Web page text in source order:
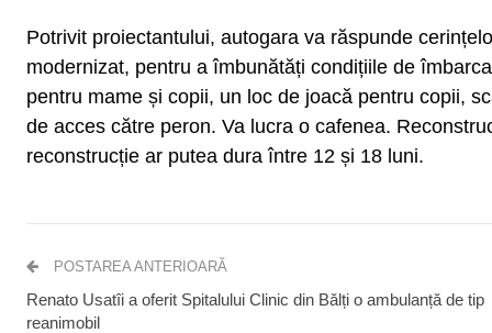
Potrivit proiectantului, autogara va răspunde
modernizat, pentru a îmbunătăți condițiile de
pentru mame și copii, un loc de joacă pentru copii,
de acces către peron. Va lucra o cafenea.
reconstrucție ar putea dura între 12 și 18 luni.
POSTAREA ANTERIOARĂ
Renato Usatîi a oferit Spitalului Clinic din Bălți o ambulanță de tip
reanimobil